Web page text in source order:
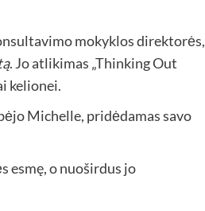
mokyklos direktorės,
. Jo atlikimas „Thinking Out
kelionei.
Michelle, pridėdamas savo
esmę, o nuoširdus jo